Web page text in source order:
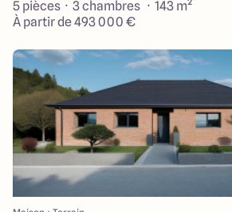
5 pièces · 3 chambres · 143 m²
À partir de 493 000 €